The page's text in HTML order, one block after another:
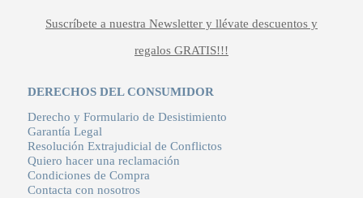
Suscríbete a nuestra Newsletter y llévate descuentos y
regalos GRATIS!!!
DERECHOS DEL CONSUMIDOR
Derecho y Formulario de Desistimiento
Garantía Legal
Resolución Extrajudicial de Conflictos
Quiero hacer una reclamación
Condiciones de Compra
Contacta con nosotros